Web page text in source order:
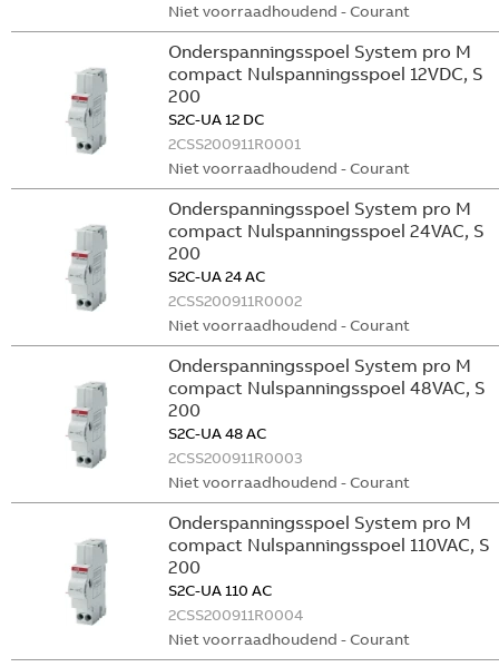
Niet voorraadhoudend - Courant
Onderspanningsspoel System pro M
compact Nulspanningsspoel 12VDC, S
200
S2C-UA 12 DC
2CSS200911R0001
Niet voorraadhoudend - Courant
Onderspanningsspoel System pro M
compact Nulspanningsspoel 24VAC, S
200
S2C-UA 24 AC
2CSS200911R0002
Niet voorraadhoudend - Courant
Onderspanningsspoel System pro M
compact Nulspanningsspoel 48VAC, S
200
S2C-UA 48 AC
2CSS200911R0003
Niet voorraadhoudend - Courant
Onderspanningsspoel System pro M
compact Nulspanningsspoel 110VAC, S
200
S2C-UA 110 AC
2CSS200911R0004
Niet voorraadhoudend - Courant